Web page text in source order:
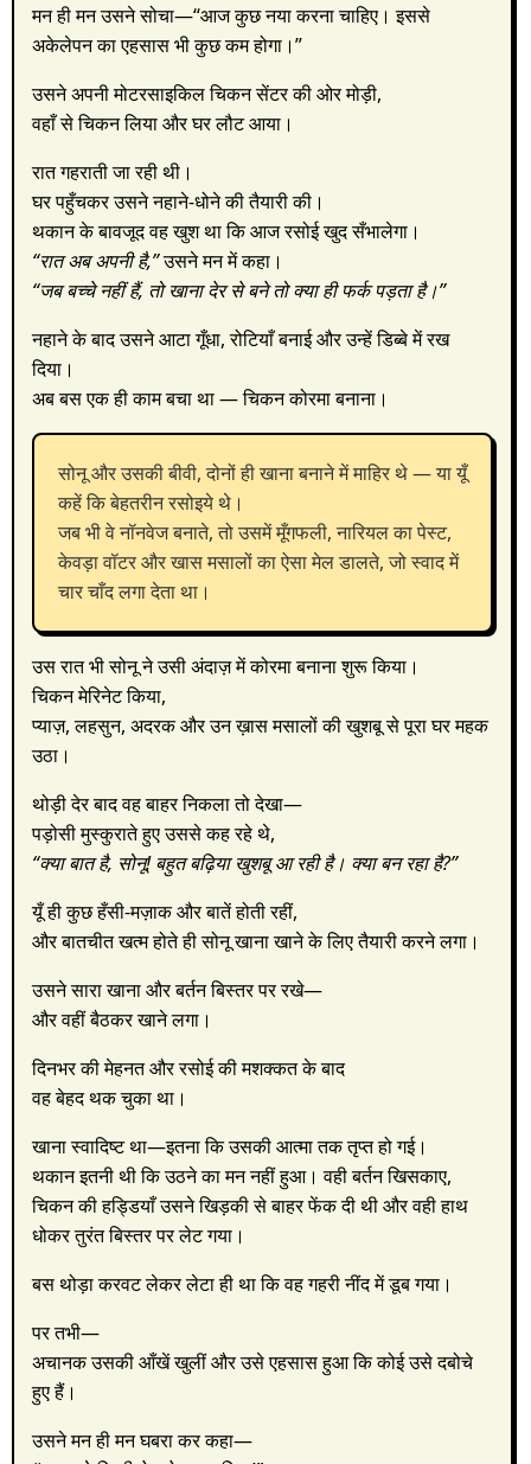
मन ही मन उसने सोचा—“आज कुछ नया करना चाहिए। इससे
अकेलेपन का एहसास भी कुछ कम होगा।”
उसने अपनी मोटरसाइकिल चिकन सेंटर की ओर मोड़ी,
वहाँ से चिकन लिया और घर लौट आया।
रात गहराती जा रही थी।
घर पहुँचकर उसने नहाने-धोने की तैयारी की।
थकान के बावजूद वह खुश था कि आज रसोई खुद सँभालेगा।
“रात अब अपनी है,”उसने मन में कहा।
“जब बच्चे नहीं हैं, तो खाना देर से बने तो क्या ही फर्क पड़ता है।”
नहाने के बाद उसने आटा गूँधा, रोटियाँ बनाई और उन्हें डिब्बे में रख
दिया।
अब बस एक ही काम बचा था — चिकन कोरमा बनाना।
सोनू और उसकी बीवी, दोनों ही खाना बनाने में माहिर थे — या यूँ
कहें कि बेहतरीन रसोइये थे।
जब भी वे नॉनवेज बनाते, तो उसमें मूँगफली, नारियल का पेस्ट,
केवड़ा वॉटर और खास मसालों का ऐसा मेल डालते, जो स्वाद में
चार चाँद लगा देता था।
उस रात भी सोनू ने उसी अंदाज़ में कोरमा बनाना शुरू किया।
चिकन मेरिनेट किया,
प्याज़, लहसुन, अदरक और उन ख़ास मसालों की खुशबू से पूरा घर महक
उठा।
थोड़ी देर बाद वह बाहर निकला तो देखा—
पड़ोसी मुस्कुराते हुए उससे कह रहे थे,
“क्या बात है, सोनू! बहुत बढ़िया खुशबू आ रही है। क्या बन रहा है?”
यूँ ही कुछ हँसी-मज़ाक और बातें होती रहीं,
और बातचीत खत्म होते ही सोनू खाना खाने के लिए तैयारी करने लगा।
उसने सारा खाना और बर्तन बिस्तर पर रखे—
और वहीं बैठकर खाने लगा।
दिनभर की मेहनत और रसोई की मशक्कत के बाद
वह बेहद थक चुका था।
खाना स्वादिष्ट था—इतना कि उसकी आत्मा तक तृप्त हो गई।
थकान इतनी थी कि उठने का मन नहीं हुआ। वही बर्तन खिसकाए,
चिकन की हड्डियाँ उसने खिड़की से बाहर फेंक दी थी और वही हाथ
धोकर तुरंत बिस्तर पर लेट गया।
बस थोड़ा करवट लेकर लेटा ही था कि वह गहरी नींद में डूब गया।
पर तभी—
अचानक उसकी आँखें खुलीं और उसे एहसास हुआ कि कोई उसे दबोचे
हुए हैं।
उसने मन ही मन घबरा कर कहा—